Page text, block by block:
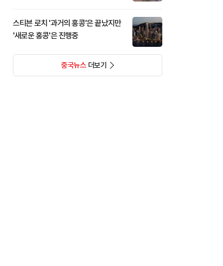
스티븐 로치 '과거의 홍콩'은 끝났지만
'새로운 홍콩'은 진행중
중국뉴스더보기